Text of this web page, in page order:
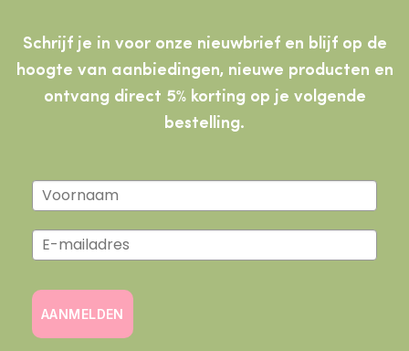
Schrijf je in voor onze nieuwbrief en blijf op de
hoogte van aanbiedingen, nieuwe producten en
ontvang direct 5% korting op je volgende
bestelling.
AANMELDEN